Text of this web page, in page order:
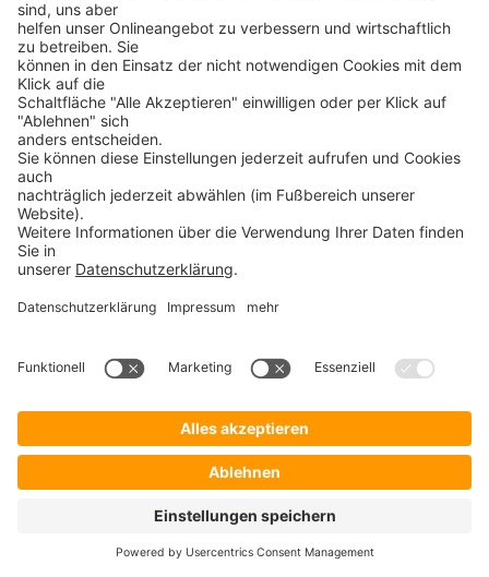
Präsentation und Distribution von Lernmaterialien
und/oder zur Unterstützung zwischenmenschlicher
Kommunikation zum Einsatz kommen.